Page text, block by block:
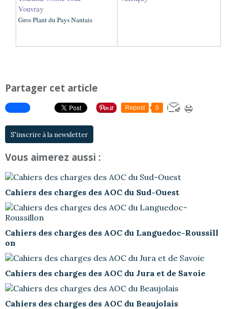
Vouvray
Gros Plant du Pays Nantais
Partager cet article
Repost 0
S'inscrire à la newsletter
Vous aimerez aussi :
Cahiers des charges des AOC du Sud-Ouest
Cahiers des charges des AOC du Languedoc-Roussill
on
Cahiers des charges des AOC du Jura et de Savoie
Cahiers des charges des AOC du Beaujolais